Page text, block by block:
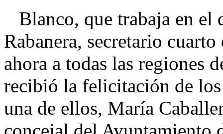
Blanco, que trabaja en el
Rabanera, secretario
ahora a todas las regiones
recibió la felicitación de los
una de ellos, María